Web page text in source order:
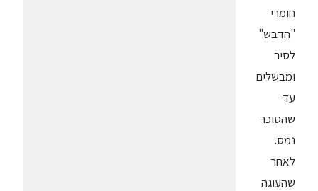
חומרי
"הדבש"
לסיר
ומבשלים
עד
שהסוכר
נמס.
לאחר
שהעוגה